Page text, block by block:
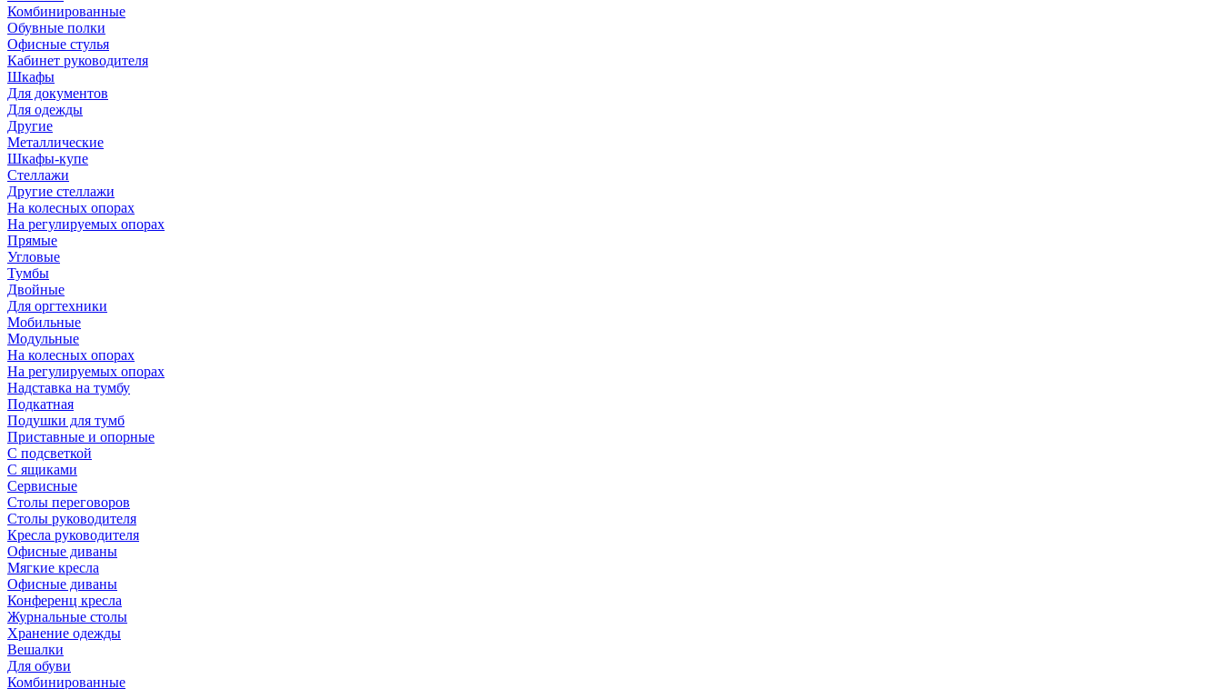
Комбинированные
Обувные полки
Офисные стулья
Кабинет руководителя
Шкафы
Для документов
Для одежды
Другие
Металлические
Шкафы-купе
Стеллажи
Другие стеллажи
На колесных опорах
На регулируемых опорах
Прямые
Угловые
Тумбы
Двойные
Для оргтехники
Мобильные
Модульные
На колесных опорах
На регулируемых опорах
Надставка на тумбу
Подкатная
Подушки для тумб
Приставные и опорные
С подсветкой
С ящиками
Сервисные
Столы переговоров
Столы руководителя
Кресла руководителя
Офисные диваны
Мягкие кресла
Офисные диваны
Конференц кресла
Журнальные столы
Хранение одежды
Вешалки
Для обуви
Комбинированные